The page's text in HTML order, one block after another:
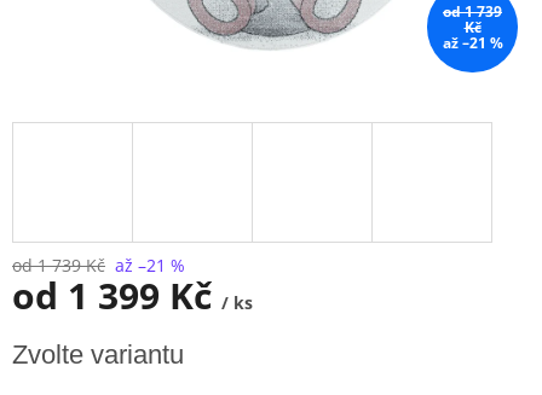
od 1 739
Kč
až –21 %
od 1 739 Kč až –21 %
od 1 399 Kč / ks
cena:
Zvolte variantu